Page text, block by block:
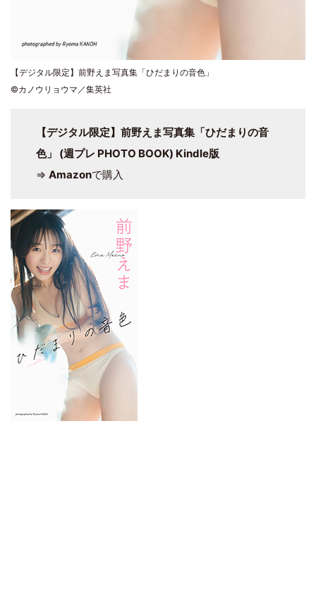
【デジタル限定】前野えま写真集「ひだまりの音色」
©カノウリョウマ／集英社
【デジタル限定】前野えま写真集「ひだまりの音
色」 (週プレ PHOTO BOOK) Kindle版
⇒ Amazonで購入